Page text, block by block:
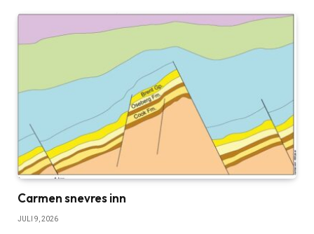
Carmen snevres inn
JULI 9, 2026